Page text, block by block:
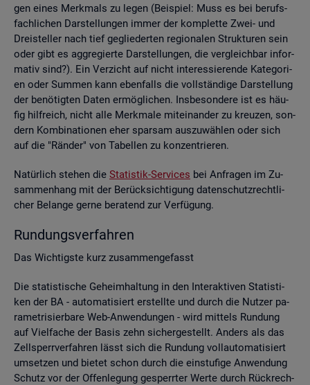
gen eines Merk­mals zu legen (Bei­spiel: Muss es bei be­rufs­
fach­li­chen Dar­stel­lun­gen immer der kom­plet­te Zwei- und
Drei­stel­ler nach tief ge­glie­der­ten re­gio­na­len Struk­tu­ren sein
oder gibt es agg­re­gier­te Dar­stel­lun­gen, die ver­gleich­bar in­for­
ma­tiv sind?). Ein Ver­zicht auf nicht in­ter­es­sie­ren­de Ka­te­go­ri­
en oder Sum­men kann eben­falls die voll­stän­di­ge Dar­stel­lung
der be­nö­tig­ten Daten er­mög­li­chen. Ins­be­son­de­re ist es häu­
fig hilf­reich, nicht alle Merk­ma­le mit­ein­an­der zu kreu­zen, son­
dern Kom­bi­na­tio­nen eher spar­sam aus­zu­wäh­len oder sich
auf die "Rän­der" von Ta­bel­len zu kon­zen­trie­ren.
Na­tür­lich ste­hen die Sta­tis­tik-Ser­vices bei An­fra­gen im Zu­
sam­men­hang mit der Be­rück­sich­ti­gung da­ten­schutz­recht­li­
cher Be­lan­ge gerne be­ra­tend zur Ver­fü­gung.
Run­dungs­ver­fah­ren
Das Wich­tigs­te kurz zu­sam­men­ge­fasst
Die sta­tis­ti­sche Ge­heim­hal­tung in den In­ter­ak­ti­ven Sta­tis­ti­
ken der BA - au­to­ma­ti­siert er­stell­te und durch die Nut­zer pa­
ra­me­tri­sier­ba­re Web-An­wen­dun­gen - wird mit­tels Run­dung
auf Viel­fa­che der Basis zehn si­cher­ge­stellt. An­ders als das
Zell­sperr­ver­fah­ren lässt sich die Run­dung voll­au­to­ma­ti­siert
um­set­zen und bie­tet schon durch die ein­stu­fi­ge An­wen­dung
Schutz vor der Of­fen­le­gung ge­sperr­ter Werte durch Rück­rech­